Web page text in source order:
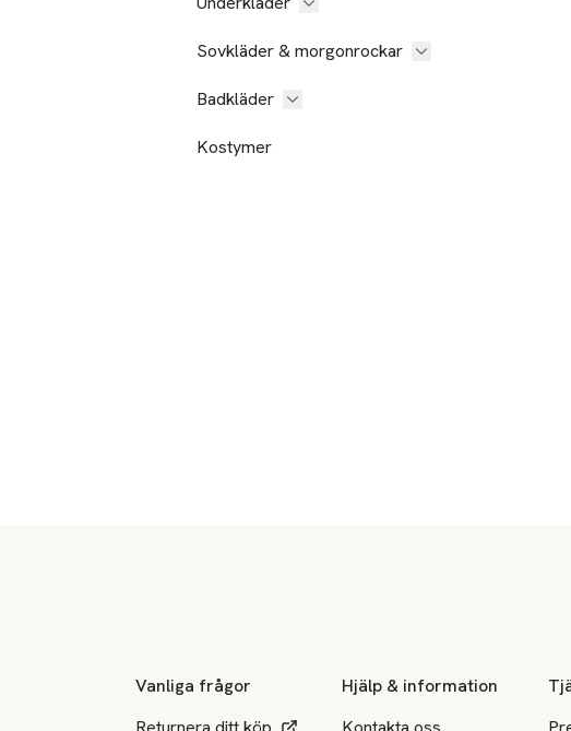
Sovkläder & morgonrockar
Badkläder
Kostymer
Vanliga frågor
Hjälp & information